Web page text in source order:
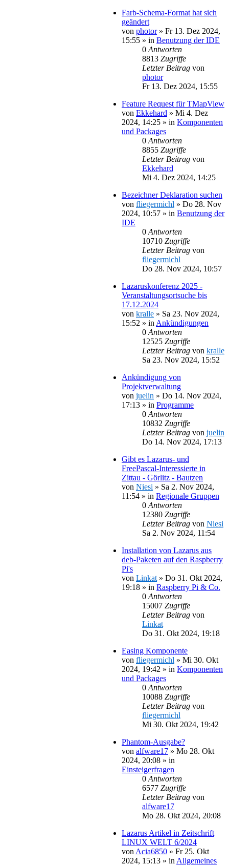
Farb-Schema-Format hat sich
geändert
von photor» Fr 13. Dez 2024,
15:55 » in Benutzung der IDE
0 Antworten
8813 Zugriffe
Letzter Beitrag von
photor
Fr 13. Dez 2024, 15:55
Feature Request für TMapView
von Ekkehard » Mi 4. Dez
2024, 14:25 » in Komponenten
und Packages
0 Antworten
8855 Zugriffe
Letzter Beitrag von
Ekkehard
Mi 4. Dez 2024, 14:25
Bezeichner Deklaration suchen
von fliegermichl » Do 28. Nov
2024, 10:57 » in Benutzung der
IDE
0 Antworten
10710 Zugriffe
Letzter Beitrag von
fliegermichl
Do 28. Nov 2024, 10:57
Lazaruskonferenz 2025 -
Veranstaltungsortsuche bis
17.12.2024
von kralle » Sa 23. Nov 2024,
15:52 » in Ankündigungen
0 Antworten
12525 Zugriffe
Letzter Beitrag von kralle
Sa 23. Nov 2024, 15:52
Ankündigung von
Projektverwaltung
von juelin » Do 14. Nov 2024,
17:13 » in Programme
0 Antworten
10832 Zugriffe
Letzter Beitrag von juelin
Do 14. Nov 2024, 17:13
Gibt es Lazarus- und
FreePascal-Interessierte in
Zittau - Görlitz - Bautzen
von Niesi » Sa 2. Nov 2024,
11:54 » in Regionale Gruppen
0 Antworten
12380 Zugriffe
Letzter Beitrag von Niesi
Sa 2. Nov 2024, 11:54
Installation von Lazarus aus
deb-Paketen auf den Raspberry
Pi's
von Linkat » Do 31. Okt 2024,
19:18 » in Raspberry Pi & Co.
0 Antworten
15007 Zugriffe
Letzter Beitrag von
Linkat
Do 31. Okt 2024, 19:18
Easing Komponente
von fliegermichl » Mi 30. Okt
2024, 19:42 » in Komponenten
und Packages
0 Antworten
10088 Zugriffe
Letzter Beitrag von
fliegermichl
Mi 30. Okt 2024, 19:42
Phantom-Ausgabe?
von alfware17 » Mo 28. Okt
2024, 20:08 » in
Einsteigerfragen
0 Antworten
6577 Zugriffe
Letzter Beitrag von
alfware17
Mo 28. Okt 2024, 20:08
Lazarus Artikel in Zeitschrift
LINUX WELT 6/2024
von Acia6850 » Fr 25. Okt
2024, 15:13 » in Allgemeines